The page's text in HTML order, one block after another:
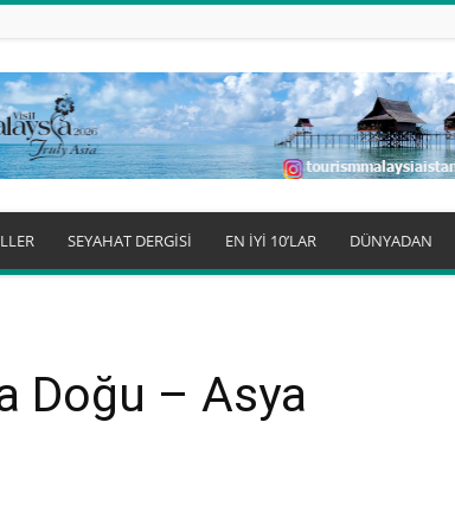
SEYAHAT DERGİSİ EN İYİ 10’LAR DÜNYADAN
Doğu – Asya